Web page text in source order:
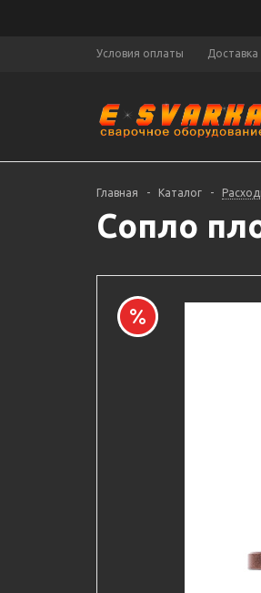
Условия оплаты Доставка
Главная - Каталог -
Сопло